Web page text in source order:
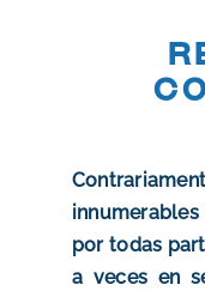
por todas
a veces en